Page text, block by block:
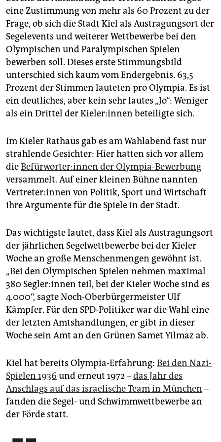
epaper login
eine Zustimmung von mehr als 60 Prozent zu der
Frage, ob sich die Stadt Kiel als Austragungsort der
Segelevents und weiterer Wettbewerbe bei den
Olympischen und Paralympischen Spielen
bewerben soll. Dieses erste Stimmungsbild
unterschied sich kaum vom Endergebnis. 63,5
Prozent der Stimmen lauteten pro Olympia. Es ist
ein deutliches, aber kein sehr lautes „Jo“: Weniger
als ein Drittel der Kie­le­r:in­nen beteiligte sich.
Im Kieler Rathaus gab es am Wahlabend fast nur
strahlende Gesichter: Hier hatten sich vor allem
dieBe­für­wor­te­r:in­nen der Olympia-Bewerbung
versammelt. Auf einer kleinen Bühne nannten
Ver­tre­te­r:in­nen von Politik, Sport und Wirtschaft
ihre Argumente für die Spiele in der Stadt.
Das wichtigste lautet, dass Kiel als Austragungsort
der jährlichen Segelwettbewerbe bei der Kieler
Woche an große Menschenmengen gewöhnt ist.
„Bei den Olympischen Spielen nehmen maximal
380 Seg­le­r:in­nen teil, bei der Kieler Woche sind es
4.000“, sagte Noch-Oberbürgermeister Ulf
Kämpfer. Für den SPD-Politiker war die Wahl eine
der letzten Amtshandlungen, er gibt in dieser
Woche sein Amt an den Grünen Samet Yilmaz ab.
Kiel hat bereits Olympia-Erfahrung: Bei den Nazi-
Spielen 1936 und erneut 1972 –das Jahr des
Anschlags auf das israelische Team in München –
fanden die Segel- und Schwimmwettbewerbe an
der Förde statt.